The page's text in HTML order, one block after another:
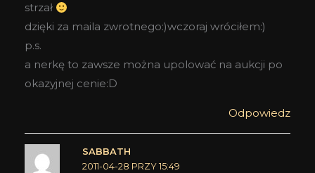
strzał
dzięki za maila zwrotnego:)wczoraj wróciłem:)
p.s.
a nerkę to zawsze można upolować na aukcji po
okazyjnej cenie:D
Odpowiedz
SABBATH
2011-04-28 PRZY 15:49